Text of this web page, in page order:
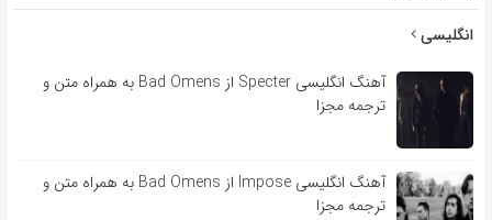
انگلیسی
آهنگ انگلیسی Specter از Bad Omens به همراه متن و
ترجمه مجزا
آهنگ انگلیسی Impose از Bad Omens به همراه متن و
ترجمه مجزا